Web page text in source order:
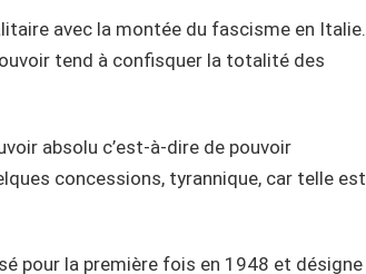
avec la montée du fascisme en Italie.
tend à confisquer la totalité des
absolu c’est-à-dire de pouvoir
concessions, tyrannique, car telle est
pour la première fois en 1948 et désigne